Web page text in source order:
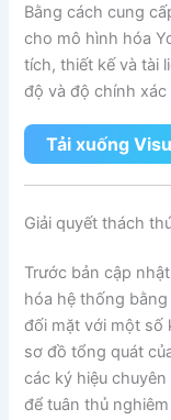
Bằng cách cung
cho mô hình hóa
tích, thiết kế và tài
độ và độ chính xác
Tải xuống
Giải quyết thách
Trước bản cập
hóa hệ thống
đối mặt với một số
sơ đồ tổng quát
các ký hiệu
để tuân thủ